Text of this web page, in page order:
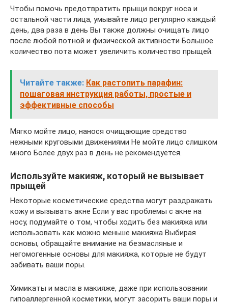
Чтобы помочь предотвратить прыщи вокруг носа и
остальной части лица, умывайте лицо регулярно каждый
день, два раза в день Вы также должны очищать лицо
после любой потной и физической активности Большое
количество пота может увеличить количество прыщей.
Читайте также: Как растопить парафин:
пошаговая инструкция работы, простые и
эффективные способы
Мягко мойте лицо, нанося очищающие средство
нежными круговыми движениями Не мойте лицо слишком
много Более двух раз в день не рекомендуется.
Используйте макияж, который не вызывает
прыщей
Некоторые косметические средства могут раздражать
кожу и вызывать акне Если у вас проблемы с акне на
носу, подумайте о том, чтобы ходить без макияжа или
использовать как можно меньше макияжа Выбирая
основы, обращайте внимание на безмасляные и
негомогенные основы для макияжа, которые не будут
забивать ваши поры.
Химикаты и масла в макияже, даже при использовании
гипоаллергенной косметики, могут засорить ваши поры и